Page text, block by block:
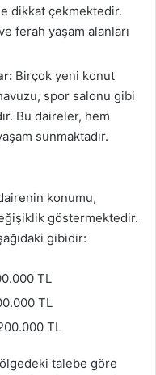
dikkat çekmektedir.
ferah yaşam alanları
Birçok yeni konut
spor salonu gibi
Bu daireler, hem
sunmaktadır.
konumu,
göstermektedir.
gibidir:
TL
TL
TL
talebe göre